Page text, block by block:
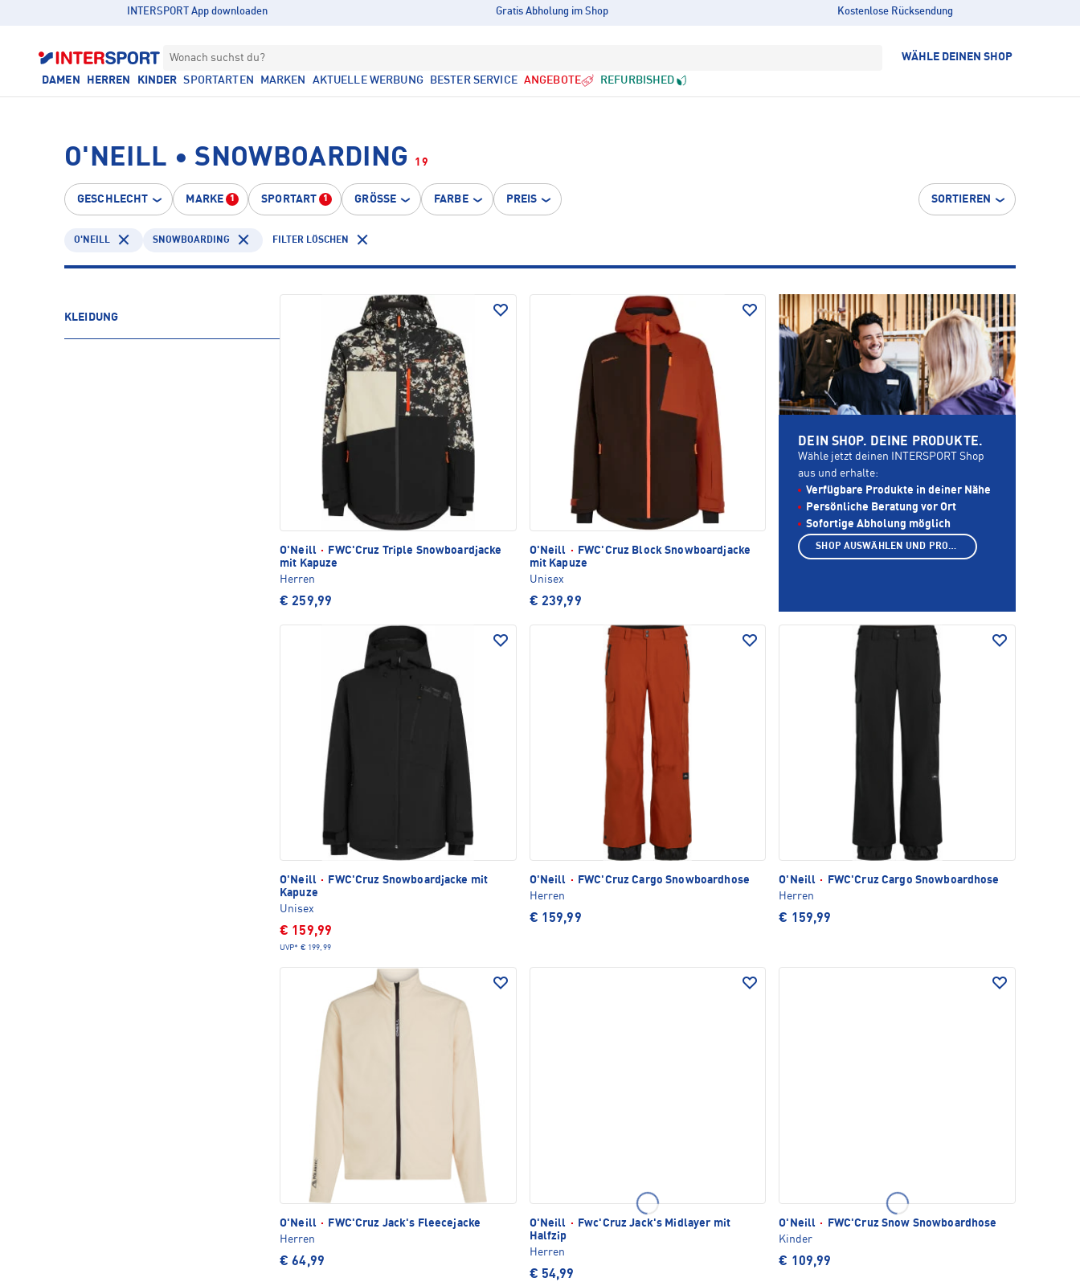
INTERSPORT App downloaden Gratis Abholung im Shop Kostenlose Rücksendung
Wonach suchst du? WÄHLE DEINEN SHOP
DAMEN HERREN KINDER SPORTARTEN MARKEN AKTUELLE WERBUNG BESTER SERVICE ANGEBOTE REFURBISHED
O'NEILL • SNOWBOARDING 19
GESCHLECHT MARKE 1 SPORTART 1 GRÖSSE FARBE PREIS SORTIEREN
O'NEILL SNOWBOARDING FILTER LÖSCHEN
KLEIDUNG
O'Neill ·
FWC'Cruz Triple Snowboardjacke
mit Kapuze
Herren
€ 259,99
O'Neill ·
FWC'Cruz Block Snowboardjacke
mit Kapuze
Unisex
€ 239,99
O'Neill ·
FWC'Cruz Snowboardjacke mit
Kapuze
Unisex
€ 159,99
UVP* € 199,99
O'Neill ·
FWC'Cruz Cargo Snowboardhose
Herren
€ 159,99
O'Neill ·
FWC'Cruz Cargo Snowboardhose
Herren
€ 159,99
O'Neill ·
FWC'Cruz Jack's Fleecejacke
Herren
€ 64,99
O'Neill ·
Fwc'Cruz Jack's Midlayer mit
Halfzip
Herren
€ 54,99
O'Neill ·
FWC'Cruz Snow Snowboardhose
Kinder
€ 109,99
DEIN SHOP. DEINE PRODUKTE.
Wähle jetzt deinen INTERSPORT Shop
aus und erhalte:
Verfügbare Produkte in deiner Nähe
Persönliche Beratung vor Ort
Sofortige Abholung möglich
SHOP AUSWÄHLEN UND PRODUKTE ANZEIGEN